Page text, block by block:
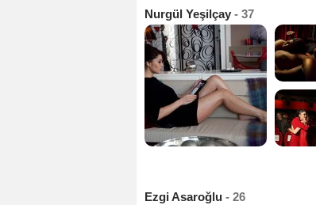
Nurgül Yeşilçay - 37
Ezgi Asaroğlu - 26